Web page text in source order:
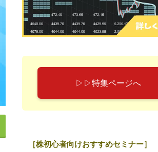
▷▷特集ページへ
［株初心者向けおすすめセミナー］